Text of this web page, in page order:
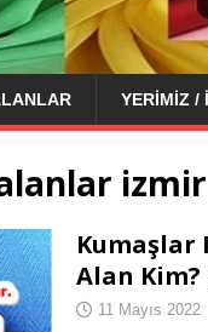
YERIMIZ /
izmir
Kumaşlar
Alan Kim?
11 Mayıs 2022